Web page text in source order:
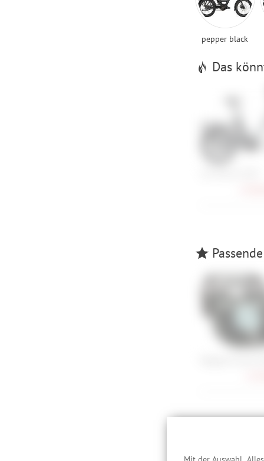
pepper black
Das